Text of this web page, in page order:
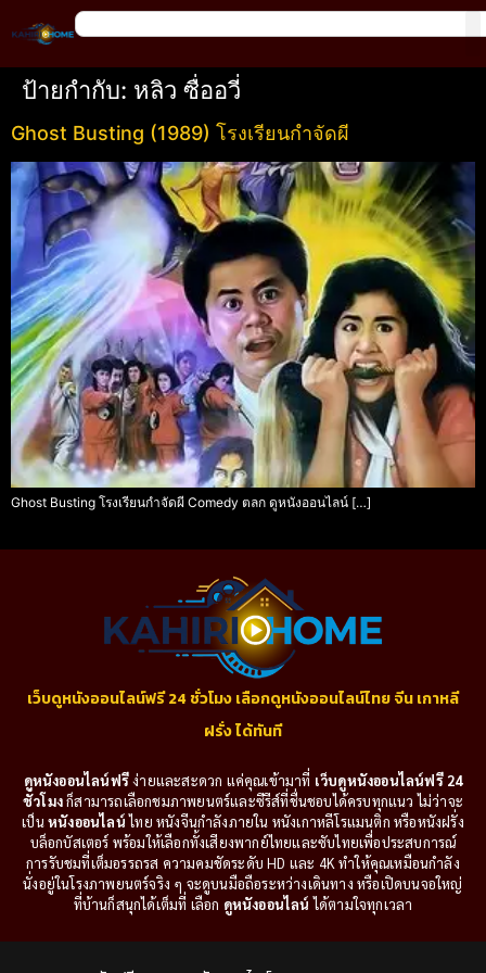
ป้ายกำกับ: หลิว ซื่ออวี่
Ghost Busting (1989) โรงเรียนกำจัดผี
Ghost Busting โรงเรียนกำจัดผี Comedy ตลก ดูหนังออนไลน์ […]
เว็บดูหนังออนไลน์ฟรี 24 ชั่วโมง เลือกดูหนังออนไลน์ไทย จีน เกาหลี
ฝรั่ง ได้ทันที
ดูหนังออนไลน์ฟรีง่ายและสะดวก แค่คุณเข้ามาที่ เว็บดูหนังออนไลน์ฟรี 24
ชั่วโมงก็สามารถเลือกชมภาพยนตร์และซีรีส์ที่ชื่นชอบได้ครบทุกแนว ไม่ว่าจะ
เป็นหนังออนไลน์ไทย หนังจีนกำลังภายใน หนังเกาหลีโรแมนติก หรือหนังฝรั่ง
บล็อกบัสเตอร์ พร้อมให้เลือกทั้งเสียงพากย์ไทยและซับไทยเพื่อประสบการณ์
การรับชมที่เต็มอรรถรส ความคมชัดระดับ HD และ 4K ทำให้คุณเหมือนกำลัง
นั่งอยู่ในโรงภาพยนตร์จริง ๆ จะดูบนมือถือระหว่างเดินทาง หรือเปิดบนจอใหญ่
ที่บ้านก็สนุกได้เต็มที่ เลือก ดูหนังออนไลน์ ได้ตามใจทุกเวลา